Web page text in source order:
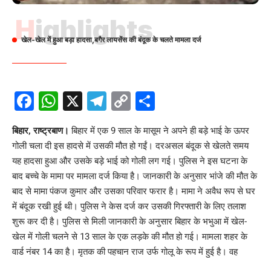
Highlights
खेल-खेल में हुआ बड़ा हादसा,बगैर लायसेंस की बंदूक के चलते मामला दर्ज
Facebook
WhatsApp
X Telegram
Copy
Link
बिहार, राष्ट्रबाण। बिहार में एक 9 साल के मासूम ने अपने ही बड़े भाई के ऊपर
गोली चला दी इस हादसे में उसकी मौत हो गईं। दरअसल बंदूक से खेलते समय
यह हादसा हुआ और उसके बड़े भाई को गोली लग गई। पुलिस ने इस घटना के
बाद बच्चे के मामा पर मामला दर्ज किया है। जानकारी के अनुसार भांजे की मौत के
बाद से मामा पंकज कुमार और उसका परिवार फरार है। मामा ने अवैध रूप से घर
में बंदूक रखी हुई थी। पुलिस ने केस दर्ज कर उसकी गिरफ्तारी के लिए तलाश
शुरू कर दी है। पुलिस से मिली जानकारी के अनुसार बिहार के भभुआ में खेल-
खेल में गोली चलने से 13 साल के एक लड़के की मौत हो गई। मामला शहर के
वार्ड नंबर 14 का है। मृतक की पहचान राज उर्फ गोलू के रूप में हुई है। वह